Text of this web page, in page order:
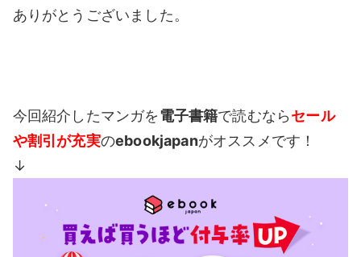
ありがとうございました。
今回紹介したマンガを電子書籍で読むならセール
や割引が充実のebookjapanがオススメです！
↓